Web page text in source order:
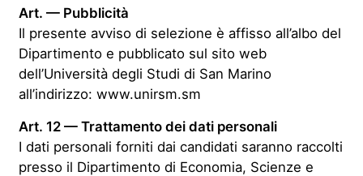
Art. — Pubblicità
Il presente avviso di selezione è affisso all’albo del
Dipartimento e pubblicato sul sito web
dell’Università degli Studi di San Marino
all’indirizzo: www.unirsm.sm
Art. 12 — Trattamento dei dati personali
I dati personali forniti dai candidati saranno raccolti
presso il Dipartimento di Economia, Scienze e